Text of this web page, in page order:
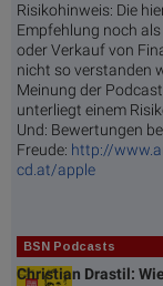
Risikohinweis: Die
Empfehlung noch
oder Verkauf von
nicht so verstanden
Meinung der
unterliegt einem
Und: Bewertungen
Freude: http://
cd.at/apple
BSN Podcasts
Christian Drastil: